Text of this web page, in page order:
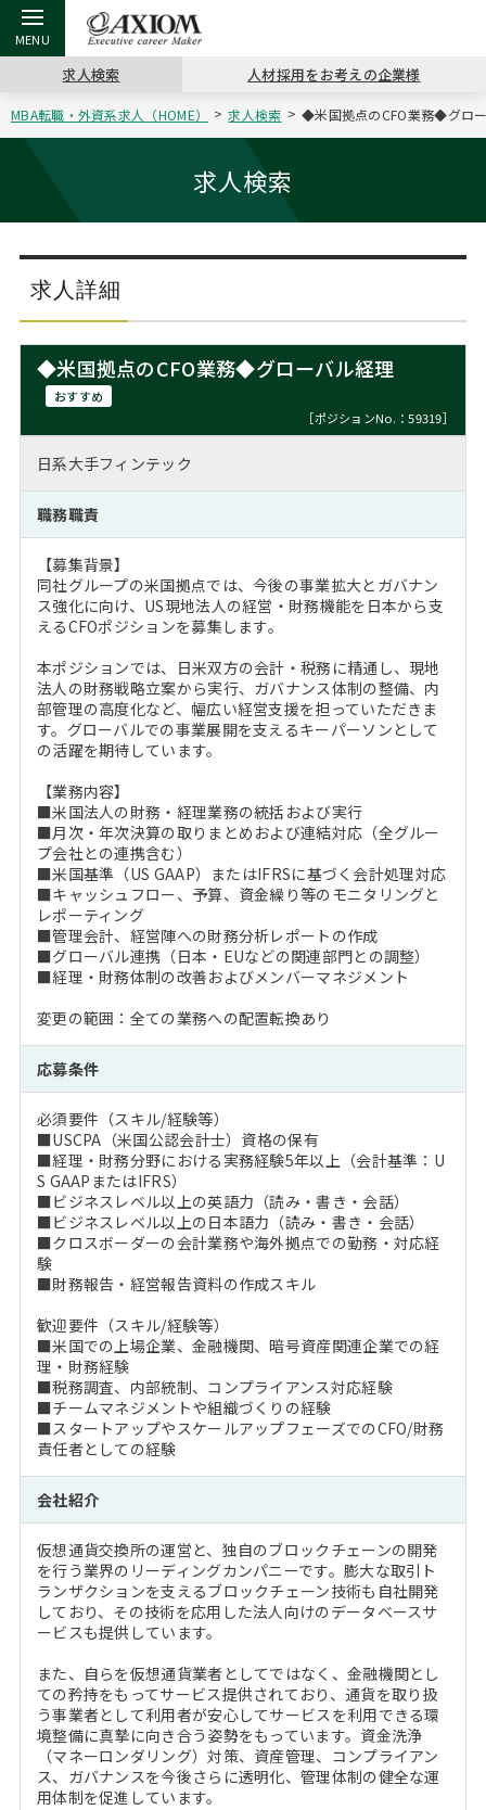
戻る
アクシアムの特長
戻る
コンサ
サービス案内
戻る
キャリ
コンサルタントの紹介
戻る
キャリア支援 TOP
キャリアデザイン講座
（最新求人市場動向）
戻る
MBAの
ステージ別アドバイス
MBAの転職事例
MBAからのFAQ
MBA留学生数の推移
戻る
日本か
インターン受入企業一覧
MBAを生かす求人特集
年齢と年収の相関図
戻る
転職ツール TOP
英文レジュメの書き方
戻る
パワー
職務経歴書の書き方
よくある面接Q&A集
戻る
転職コラム TOP
“展”職相談室
転職市場の明日をよめ
転職成功への4つの鍵
注目企業インタビュー
戻る
イベント・セミナー TOP
ジョブフェア
キャリアデザインセミナー
キャリアフォーラム
Career Talk Live
MBA NETWORKING
戻る
会社概要 TOP
沿革
主なクライアント
採用情報
ニュースリリース
求人検索 人材採用をお考えの企業様
MBA転職・外資系求人（HOME） 求人検索 ◆米国拠点のCFO業務◆グロ
求人検索
求人詳細
◆米国拠点のCFO業務◆グローバル経理
おすすめ
［ポジションNo.：59319］
日系大手フィンテック
職務職責
【募集背景】
同社グループの米国拠点では、今後の事業拡大とガバナン
ス強化に向け、US現地法人の経営・財務機能を日本から支
えるCFOポジションを募集します。
本ポジションでは、日米双方の会計・税務に精通し、現地
法人の財務戦略立案から実行、ガバナンス体制の整備、内
部管理の高度化など、幅広い経営支援を担っていただきま
す。グローバルでの事業展開を支えるキーパーソンとして
の活躍を期待しています。
【業務内容】
■米国法人の財務・経理業務の統括および実行
■月次・年次決算の取りまとめおよび連結対応（全グルー
プ会社との連携含む）
■米国基準（US GAAP）またはIFRSに基づく会計処理対応
■キャッシュフロー、予算、資金繰り等のモニタリングと
レポーティング
■管理会計、経営陣への財務分析レポートの作成
■グローバル連携（日本・EUなどの関連部門との調整）
■経理・財務体制の改善およびメンバーマネジメント
変更の範囲：全ての業務への配置転換あり
応募条件
必須要件（スキル/経験等）
■USCPA（米国公認会計士）資格の保有
■経理・財務分野における実務経験5年以上（会計基準：U
S GAAPまたはIFRS）
■ビジネスレベル以上の英語力（読み・書き・会話）
■ビジネスレベル以上の日本語力（読み・書き・会話）
■クロスボーダーの会計業務や海外拠点での勤務・対応経
験
■財務報告・経営報告資料の作成スキル
歓迎要件（スキル/経験等）
■米国での上場企業、金融機関、暗号資産関連企業での経
理・財務経験
■税務調査、内部統制、コンプライアンス対応経験
■チームマネジメントや組織づくりの経験
■スタートアップやスケールアップフェーズでのCFO/財務
責任者としての経験
会社紹介
仮想通貨交換所の運営と、独自のブロックチェーンの開発
を行う業界のリーディングカンパニーです。膨大な取引ト
ランザクションを支えるブロックチェーン技術も自社開発
しており、その技術を応用した法人向けのデータベースサ
ービスも提供しています。
また、自らを仮想通貨業者としてではなく、金融機関とし
ての矜持をもってサービス提供されており、通貨を取り扱
う事業者として利用者が安心してサービスを利用できる環
境整備に真摯に向き合う姿勢をもっています。資金洗浄
（マネーロンダリング）対策、資産管理、コンプライアン
ス、ガバナンスを今後さらに透明化、管理体制の健全な運
用体制を促進しています。